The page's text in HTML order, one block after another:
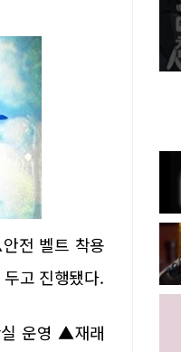
전 벨트 착용
고 진행됐다.
운영 ▲재래